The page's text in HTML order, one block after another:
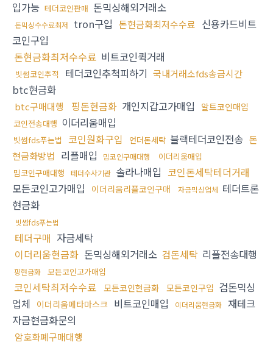
입가능 테더코인판매 돈믹싱해외거래소
돈믹싱수수료최저 tron구입 돈현금화최저수수료 신용카드비트
코인구입
돈현금화최저수수료 비트코인퀵거래
빗썸코인추적 테더코인추척피하기 국내거래소fds송금시간
btc현금화
btc구매대행 핑돈현금화 개인지갑고가매입 알트코인매입
코인전송대행 이더리움매입
빗썸fds푸는법 코인원화구입 언더돈세탁 블랙테더코인전송 돈
현금화방법 리플매입 밈코인구매대행
이더리움매입
밈코인구매대행
테더수사기관 솔라나매입 코인돈세탁테더거래
모든코인고가매입
이더리움리플코인구매 자금믹싱업체 테더트론
현금화
빗썸fds푸는법
테더구매 자금세탁
이더리움현금화 돈믹싱해외거래소 검돈세탁 리플전송대행
핑현금화 모든코인고가매입
코인세탁최저수수료 모든코인현금화 모든코인구입 검돈믹싱
업체 이더리움메타마스크 비트코인매입 이더리움현금화
재테크
자금현금화문의
암호화폐구매대행